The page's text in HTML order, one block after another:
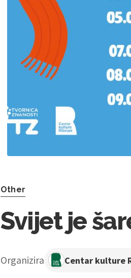
Other
Svijet je
Organizira Centar kulture